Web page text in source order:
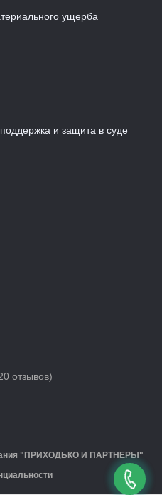
отзывов)
ущерба
и защита в суде
"ПРИХОДЬКО И ПАРТНЕРЫ"